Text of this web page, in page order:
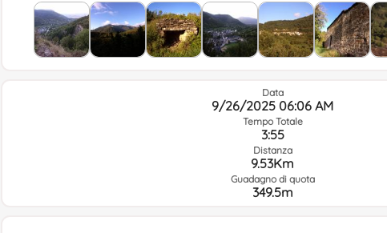
Data
9/26/2025 06:06 AM
Tempo Totale
3:55
Distanza
9.53Km
Guadagno di quota
349.5m